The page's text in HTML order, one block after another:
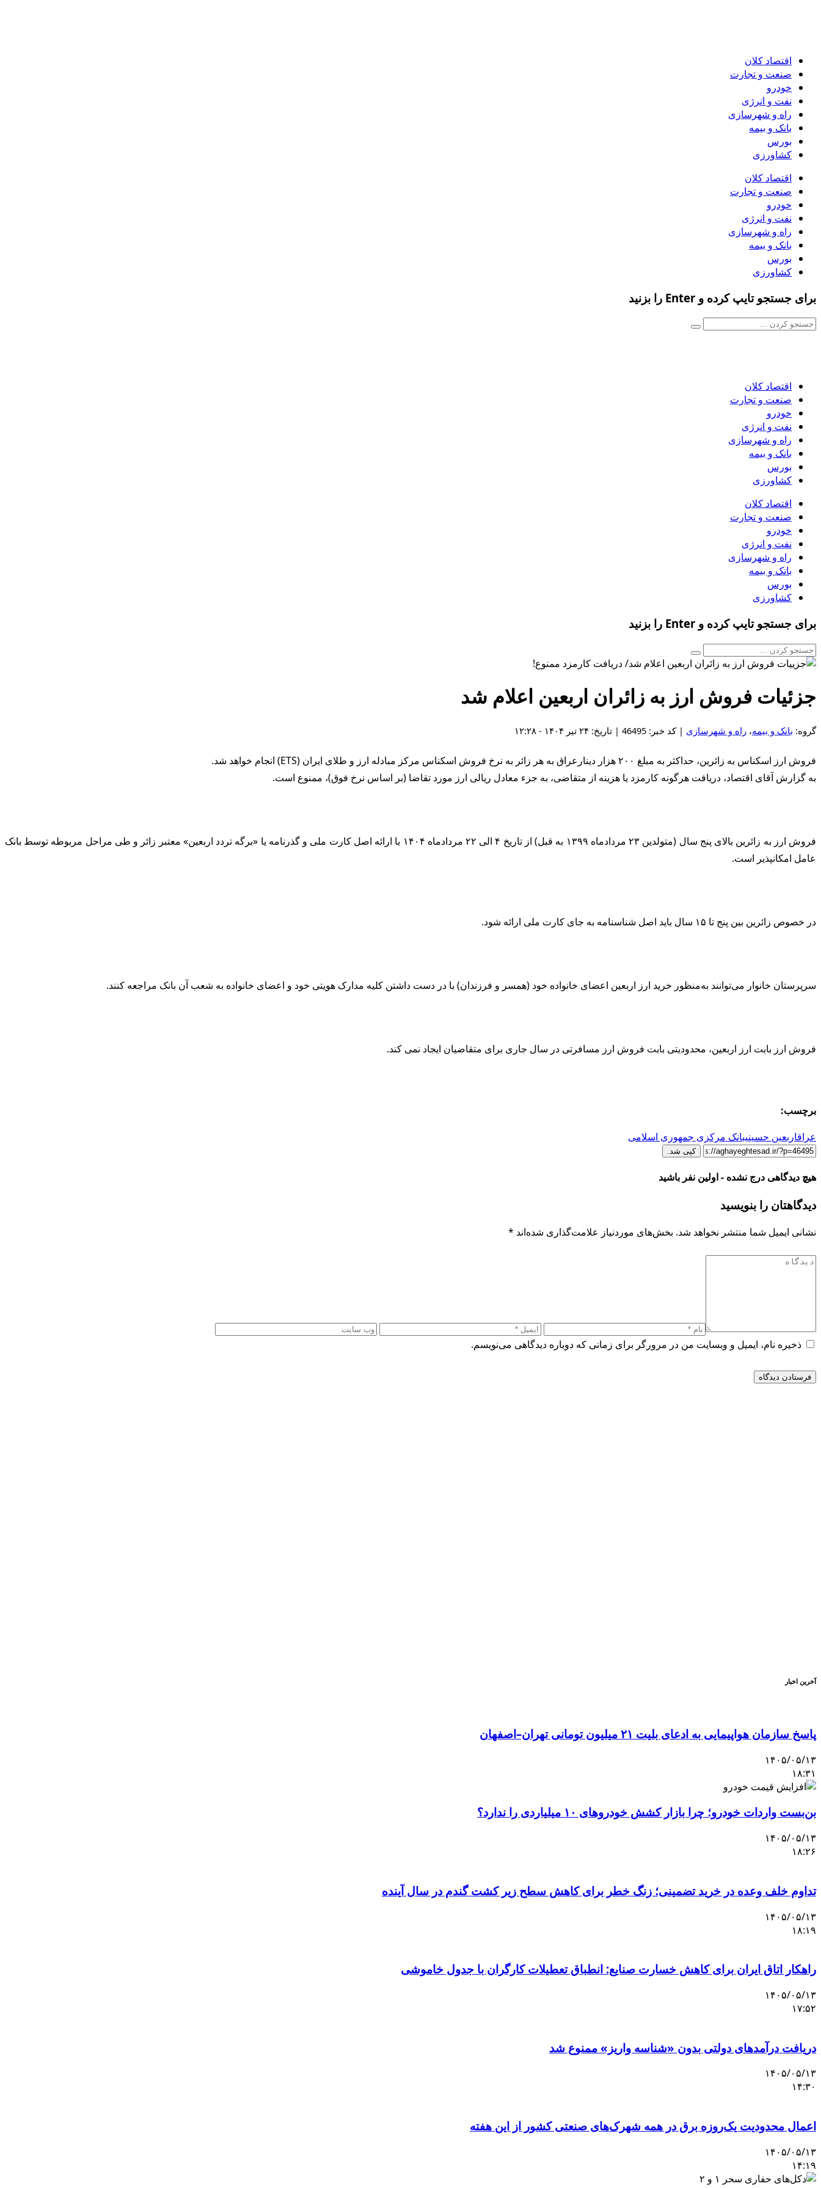
اقتصاد کلان
صنعت و تجارت
خودرو
نفت و انرژی
راه و شهرسازی
بانک و بیمه
بورس
کشاورزی
اقتصاد کلان
صنعت و تجارت
خودرو
نفت و انرژی
راه و شهرسازی
بانک و بیمه
بورس
کشاورزی
برای جستجو تایپ کرده و Enter را بزنید
اقتصاد کلان
صنعت و تجارت
خودرو
نفت و انرژی
راه و شهرسازی
بانک و بیمه
بورس
کشاورزی
اقتصاد کلان
صنعت و تجارت
خودرو
نفت و انرژی
راه و شهرسازی
بانک و بیمه
بورس
کشاورزی
برای جستجو تایپ کرده و Enter را بزنید
جزئیات فروش ارز به زائران اربعین اعلام شد
گروه: بانک و بیمه، راه و شهرسازی | کد خبر: 46495 | تاریخ: ۲۴ تیر ۱۴۰۴ - ۱۲:۲۸
فروش ارز اسکناس به زائرین، حداکثر به مبلغ ۲۰۰ هزار دینارعراق به هر زائر به نرخ فروش اسکناس مرکز مبادله ارز و طلای ایران (ETS) انجام خواهد شد.
به گزارش آقای اقتصاد، دریافت هرگونه کارمزد یا هزینه از متقاضی، به جزء معادل ریالی ارز مورد تقاضا (بر اساس نرخ فوق)، ممنوع است.
فروش ارز به زائرین بالای پنج سال (متولدین ۲۳ مردادماه ۱۳۹۹ به قبل) از تاریخ ۴ الی ۲۲‏ مردادماه ۱۴۰۴ با ارائه اصل کارت ملی و گذرنامه یا «برگه تردد اربعین» معتبر زائر و طی مراحل مربوطه توسط بانک
عامل امکانپذیر است.
در خصوص زائرین بین پنج تا ۱۵ سال باید اصل شناسنامه به جای کارت ملی ارائه شود.
‌سرپرستان خانوار می‌توانند به‌منظور خرید ارز اربعین اعضای خانواده خود (همسر و فرزندان) با در دست داشتن کلیه مدارک هویتی خود و اعضای خانواده به شعب آن بانک مراجعه کنند.
‌فروش ارز بابت ارز اربعین، محدودیتی بابت فروش ارز مسافرتی در سال جاری برای متقاضیان ایجاد نمی کند.
برچسب:
عراقاربعین حسینیبانک مرکزی جمهوری اسلامی
کپی شد.
هیچ دیدگاهی درج نشده - اولین نفر باشید
دیدگاهتان را بنویسید
نشانی ایمیل شما منتشر نخواهد شد. بخش‌های موردنیاز علامت‌گذاری شده‌اند *
ذخیره نام، ایمیل و وبسایت من در مرورگر برای زمانی که دوباره دیدگاهی می‌نویسم.
آخرین اخبار
پاسخ سازمان هواپیمایی به ادعای بلیت ۲۱ میلیون تومانی تهران–اصفهان
۱۴۰۵/۰۵/۱۳
۱۸:۳۱
بن‌بست واردات خودرو؛ چرا بازار کشش خودروهای ۱۰ میلیاردی را ندارد؟
۱۴۰۵/۰۵/۱۳
۱۸:۲۶
تداوم خلف وعده در خرید تضمینی؛ زنگ خطر برای کاهش سطح زیر کشت گندم در سال آینده
۱۴۰۵/۰۵/۱۳
۱۸:۱۹
راهکار اتاق ایران برای کاهش خسارت صنایع: انطباق تعطیلات کارگران با جدول خاموشی
۱۴۰۵/۰۵/۱۳
۱۷:۵۲
دریافت درآمدهای دولتی بدون «شناسه واریز» ممنوع شد
۱۴۰۵/۰۵/۱۳
۱۴:۳۰
اعمال محدودیت یک‌روزه برق در همه شهرک‌های صنعتی کشور از این هفته
۱۴۰۵/۰۵/۱۳
۱۴:۱۹